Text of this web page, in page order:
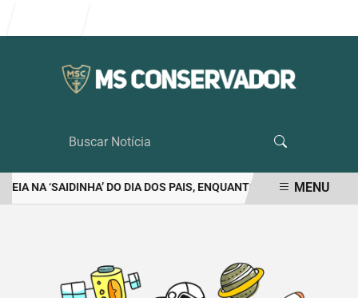
NA ‘SAIDINHA’ DO DIA DOS PAIS, ENQUANTO MORAES VETA
MENU